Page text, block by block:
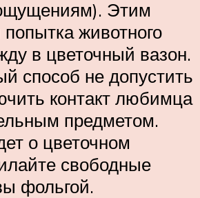
Этим
животного
в цветочный вазон.
способ не допустить
контакт любимца
предметом.
о цветочном
свободные
фольгой.